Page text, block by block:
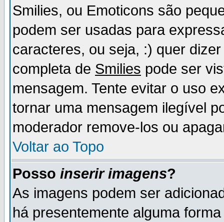
Smilies, ou Emoticons são
podem ser usadas para
caracteres, ou seja, :) quer
completa de Smilies pode ser
mensagem. Tente evitar o uso
tornar uma mensagem ilegível
moderador remove-los ou
Voltar ao Topo
Posso inserir imagens?
As imagens podem ser
há presentemente alguma